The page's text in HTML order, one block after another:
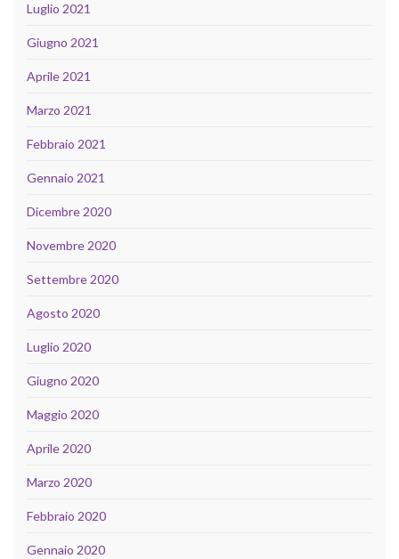
Luglio 2021
Giugno 2021
Aprile 2021
Marzo 2021
Febbraio 2021
Gennaio 2021
Dicembre 2020
Novembre 2020
Settembre 2020
Agosto 2020
Luglio 2020
Giugno 2020
Maggio 2020
Aprile 2020
Marzo 2020
Febbraio 2020
Gennaio 2020